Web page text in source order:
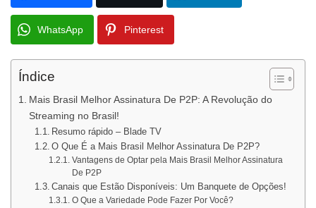
WhatsApp Pinterest
Índice
Mais Brasil Melhor Assinatura De P2P: A Revolução do
Streaming no Brasil!
Resumo rápido – Blade TV
O Que É a Mais Brasil Melhor Assinatura De P2P?
Vantagens de Optar pela Mais Brasil Melhor Assinatura
De P2P
Canais que Estão Disponíveis: Um Banquete de Opções!
O Que a Variedade Pode Fazer Por Você?